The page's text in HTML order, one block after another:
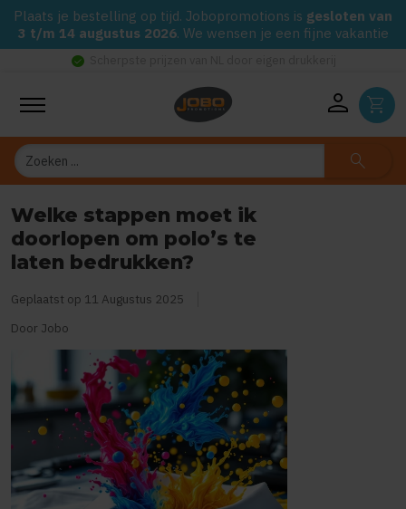
Plaats je bestelling op tijd. Jobopromotions is gesloten van
3 t/m 14 augustus 2026. We wensen je een fijne vakantie
check_circle
person shopping_cart
Zoeken search
Welke stappen moet ik
doorlopen om polo’s te
laten bedrukken?
Geplaatst op 11 Augustus 2025
Door Jobo